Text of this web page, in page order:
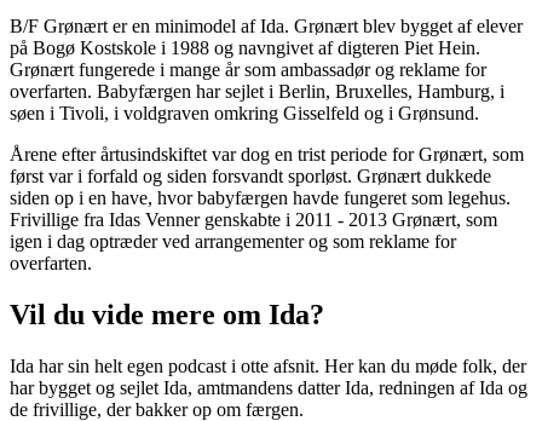
B/F Grønært er en minimodel af Ida. Grønært blev bygget af elever
på Bogø Kostskole i 1988 og navngivet af digteren Piet Hein.
Grønært fungerede i mange år som ambassadør og reklame for
overfarten. Babyfærgen har sejlet i Berlin, Bruxelles, Hamburg, i
søen i Tivoli, i voldgraven omkring Gisselfeld og i Grønsund.
Årene efter årtusindskiftet var dog en trist periode for Grønært, som
først var i forfald og siden forsvandt sporløst. Grønært dukkede
siden op i en have, hvor babyfærgen havde fungeret som legehus.
Frivillige fra Idas Venner genskabte i 2011 - 2013 Grønært, som
igen i dag optræder ved arrangementer og som reklame for
overfarten.
Vil du vide mere om Ida?
Ida har sin helt egen podcast i otte afsnit. Her kan du møde folk, der
har bygget og sejlet Ida, amtmandens datter Ida, redningen af Ida og
de frivillige, der bakker op om færgen.